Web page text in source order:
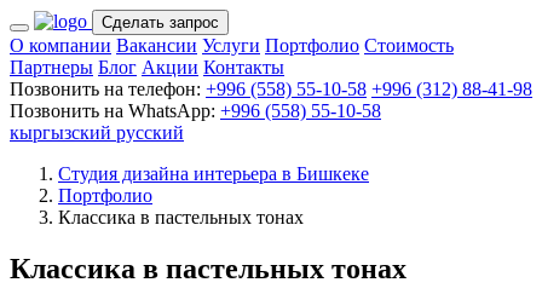
Сделать запрос
О компании Вакансии Услуги Портфолио Стоимость
Партнеры Блог Акции Контакты
Позвонить на телефон: +996 (558) 55-10-58 +996 (312) 88-41-98
Позвонить на WhatsApp: +996 (558) 55-10-58
кыргызский русский
Студия дизайна интерьера в Бишкеке
Портфолио
Классика в пастельных тонах
Классика в пастельных тонах